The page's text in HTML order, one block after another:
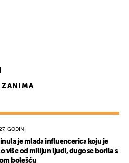
ZANIMA
GODINI
je mlada influencerica koju je
više od milijun ljudi, dugo se borila s
bolešću